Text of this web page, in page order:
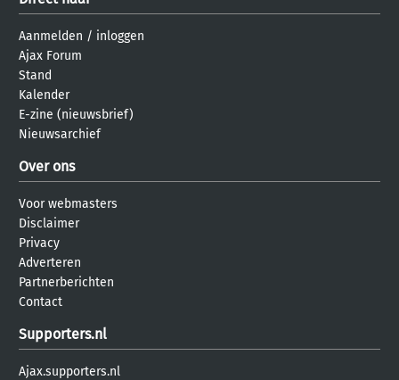
Aanmelden / inloggen
Ajax Forum
Stand
Kalender
E-zine (nieuwsbrief)
Nieuwsarchief
Over ons
Voor webmasters
Disclaimer
Privacy
Adverteren
Partnerberichten
Contact
Supporters.nl
Ajax.supporters.nl